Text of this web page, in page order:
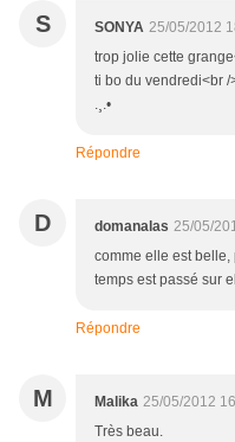
S SONYA 25/05/2012
trop jolie cette
ti bo du vendredi<br /
.¸.•
Répondre
D domanalas 25/05/
comme elle est
temps est passé sur
Répondre
M Malika 25/05/2012
Très beau.